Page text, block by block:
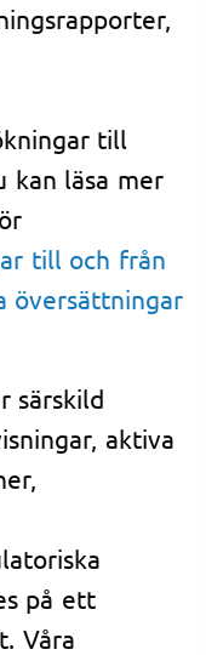
till
kan läsa mer
till och från
översättningar
särskild
aktiva
på ett
Våra